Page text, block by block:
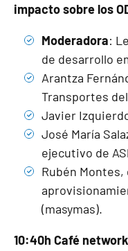
impacto sobre los
Moderadora:
de desarrollo
Arantza
Transportes
Javier
José María
ejecutivo de
Rubén
(masymas).
10:40h Café